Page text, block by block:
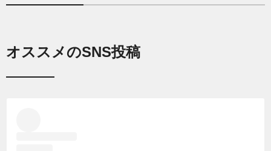
オススメのSNS投稿